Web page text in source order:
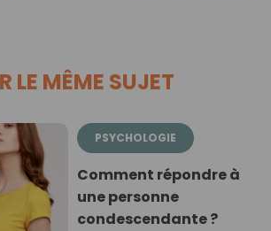
LE MÊME SUJET
PSYCHOLOGIE
Comment répondre à
une personne
condescendante ?